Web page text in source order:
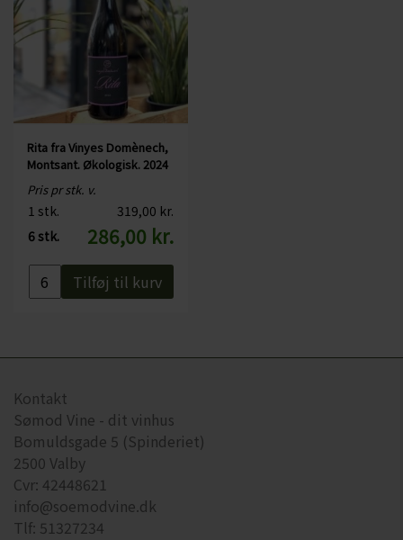
Rita fra Vinyes Domènech,
Montsant. Økologisk. 2024
Pris pr stk. v.
1 stk.
319,00 kr.
6 stk.
286,00 kr.
Tilføj til kurv
Kontakt
Sømod Vine - dit vinhus
Bomuldsgade 5 (Spinderiet)
2500 Valby
Cvr: 42448621
info@soemodvine.dk
Tlf: 51327234